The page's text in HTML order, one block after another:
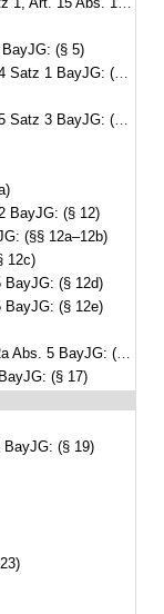
(§ 5)
1 BayJG: (§ 6)
3 BayJG: (§ 8)
BayJG: (§ 12)
(§§ 12a–12b)
12c)
BayJG: (§ 12d)
BayJG: (§ 12e)
BayJG: (§§ 13–16)
(§ 17)
BayJG: (§ 19)